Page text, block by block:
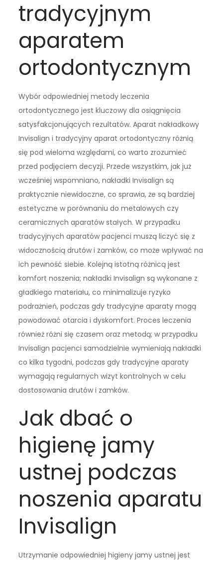
tradycyjnym
aparatem
ortodontycznym
Wybór odpowiedniej metody leczenia
ortodontycznego jest kluczowy dla osiągnięcia
satysfakcjonujących rezultatów. Aparat nakładkowy
Invisalign i tradycyjny aparat ortodontyczny różnią
się pod wieloma względami, co warto zrozumieć
przed podjęciem decyzji. Przede wszystkim, jak już
wcześniej wspomniano, nakładki Invisalign są
praktycznie niewidoczne, co sprawia, że są bardziej
estetyczne w porównaniu do metalowych czy
ceramicznych aparatów stałych. W przypadku
tradycyjnych aparatów pacjenci muszą liczyć się z
widocznością drutów i zamków, co może wpływać na
ich pewność siebie. Kolejną istotną różnicą jest
komfort noszenia; nakładki Invisalign są wykonane z
gładkiego materiału, co minimalizuje ryzyko
podrażnień, podczas gdy tradycyjne aparaty mogą
powodować otarcia i dyskomfort. Proces leczenia
również różni się czasem oraz metodą; w przypadku
Invisalign pacjenci samodzielnie wymieniają nakładki
co kilka tygodni, podczas gdy tradycyjne aparaty
wymagają regularnych wizyt kontrolnych w celu
dostosowania drutów i zamków.
Jak dbać o
higienę jamy
ustnej podczas
noszenia aparatu
Invisalign
Utrzymanie odpowiedniej higieny jamy ustnej jest